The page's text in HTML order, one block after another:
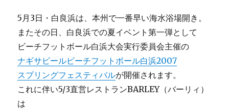
5月3日・白良浜は、本州で一番早い海水浴場開き。
またその日、白良浜での夏イベント第一弾として
ビーチフットボール白浜大会実行委員会主催の
ナギサビールビーチフットボール白浜2007
スプリングフェスティバルが開催されます。
これに伴い5/3直営レストランBARLEY（バーリィ）
は